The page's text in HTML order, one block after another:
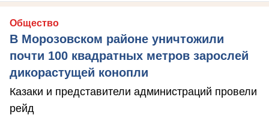
Общество
В Морозовском районе уничтожили
почти 100 квадратных метров зарослей
дикорастущей конопли
Казаки и представители администраций провели
рейд